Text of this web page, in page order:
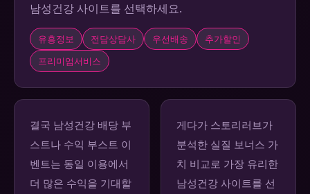
남성건강 사이트를 선택하세요.
유흥정보 전담상담사 우선배송
추가할인
프리미엄서비스
결국 남성건강 배당 부
스트나 수익 부스트 이
벤트는 동일 이용에서
더 많은 수익을 기대할
게다가 스토리러브가
분석한 실질 보너스 가
치 비교로 가장 유리한
남성건강 사이트를 선